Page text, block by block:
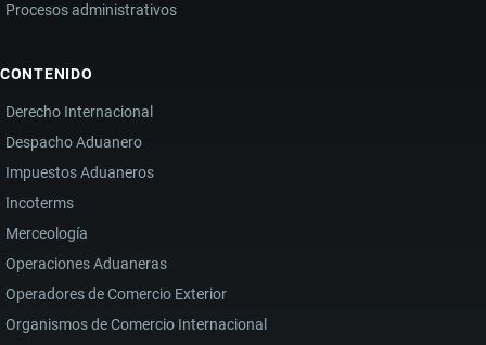
Procesos administrativos
CONTENIDO
Derecho Internacional
Despacho Aduanero
Impuestos Aduaneros
Incoterms
Merceología
Operaciones Aduaneras
Operadores de Comercio Exterior
Organismos de Comercio Internacional